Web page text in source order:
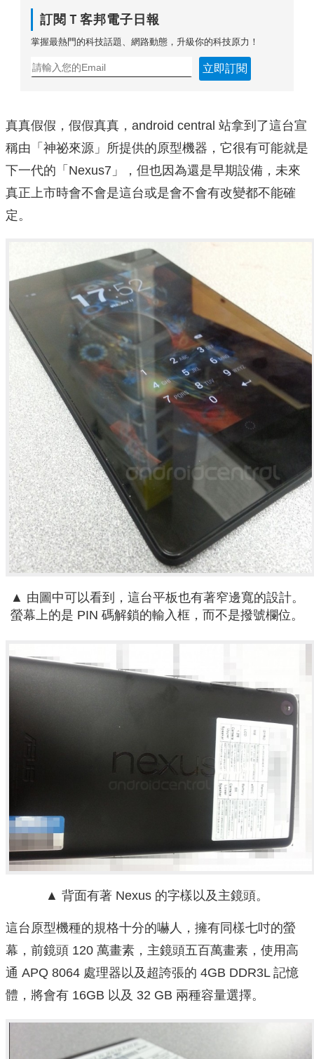
訂閱Ｔ客邦電子日報
掌握最熱門的科技話題、網路動態，升級你的科技原力！
立即訂閱
真真假假，假假真真，android central 站拿到了這台宣
稱由「神祕來源」所提供的原型機器，它很有可能就是
下一代的「Nexus7」，但也因為還是早期設備，未來
真正上市時會不會是這台或是會不會有改變都不能確
定。
▲ 由圖中可以看到，這台平板也有著窄邊寬的設計。
螢幕上的是 PIN 碼解鎖的輸入框，而不是撥號欄位。
▲ 背面有著 Nexus 的字樣以及主鏡頭。
這台原型機種的規格十分的嚇人，擁有同樣七吋的螢
幕，前鏡頭 120 萬畫素，主鏡頭五百萬畫素，使用高
通 APQ 8064 處理器以及超誇張的 4GB DDR3L 記憶
體，將會有 16GB 以及 32 GB 兩種容量選擇。